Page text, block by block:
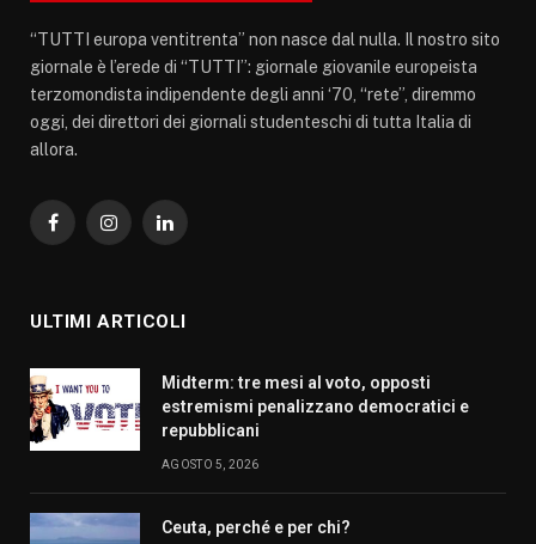
“TUTTI europa ventitrenta” non nasce dal nulla. Il nostro sito
giornale è l’erede di “TUTTI”: giornale giovanile europeista
terzomondista indipendente degli anni ‘70, “rete”, diremmo
oggi, dei direttori dei giornali studenteschi di tutta Italia di
allora.
FacebookInstagramLinkedIn
ULTIMI ARTICOLI
Midterm: tre mesi al voto, opposti
estremismi penalizzano democratici e
repubblicani
AGOSTO 5, 2026
Ceuta, perché e per chi?